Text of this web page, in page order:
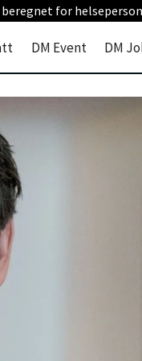
for
DM Event DM